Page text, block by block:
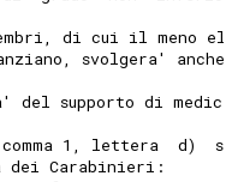
di cui il meno
svolgera'
del supporto di
1, lettera  d)
dei Carabinieri: